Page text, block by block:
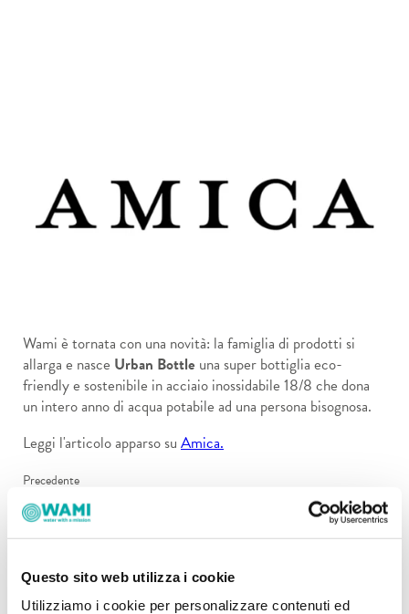
Questo sito web utilizza i cookie
Utilizziamo i cookie per personalizzare contenuti ed
Wami è tornata con una novità: la famiglia di prodotti si
allarga e nasce Urban Bottle una super bottiglia eco-
friendly e sostenibile in acciaio inossidabile 18/8 che dona
un intero anno di acqua potabile ad una persona bisognosa.
Leggi l'articolo apparso su Amica.
Precedente
Successivo
Condividi